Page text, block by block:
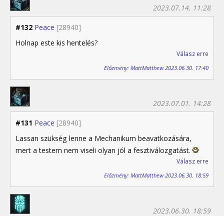
#132 Peace [28940]
2023.07.14. 11:28
Holnap este kis hentelés?
Válasz erre
Előzmény: MattMatthew 2023.06.30. 17:40
#131 Peace [28940]
2023.07.01. 14:28
Lassan szükség lenne a Mechanikum beavatkozására,
mert a testem nem viseli olyan jól a fesztiválozgatást.
Válasz erre
Előzmény: MattMatthew 2023.06.30. 18:59
2023.06.30. 18:59